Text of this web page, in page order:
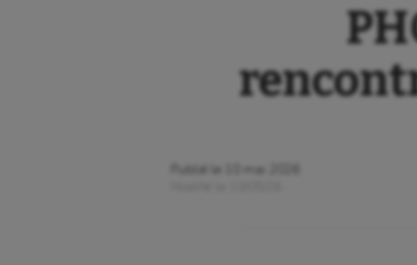
Publié le
10 mai 2026